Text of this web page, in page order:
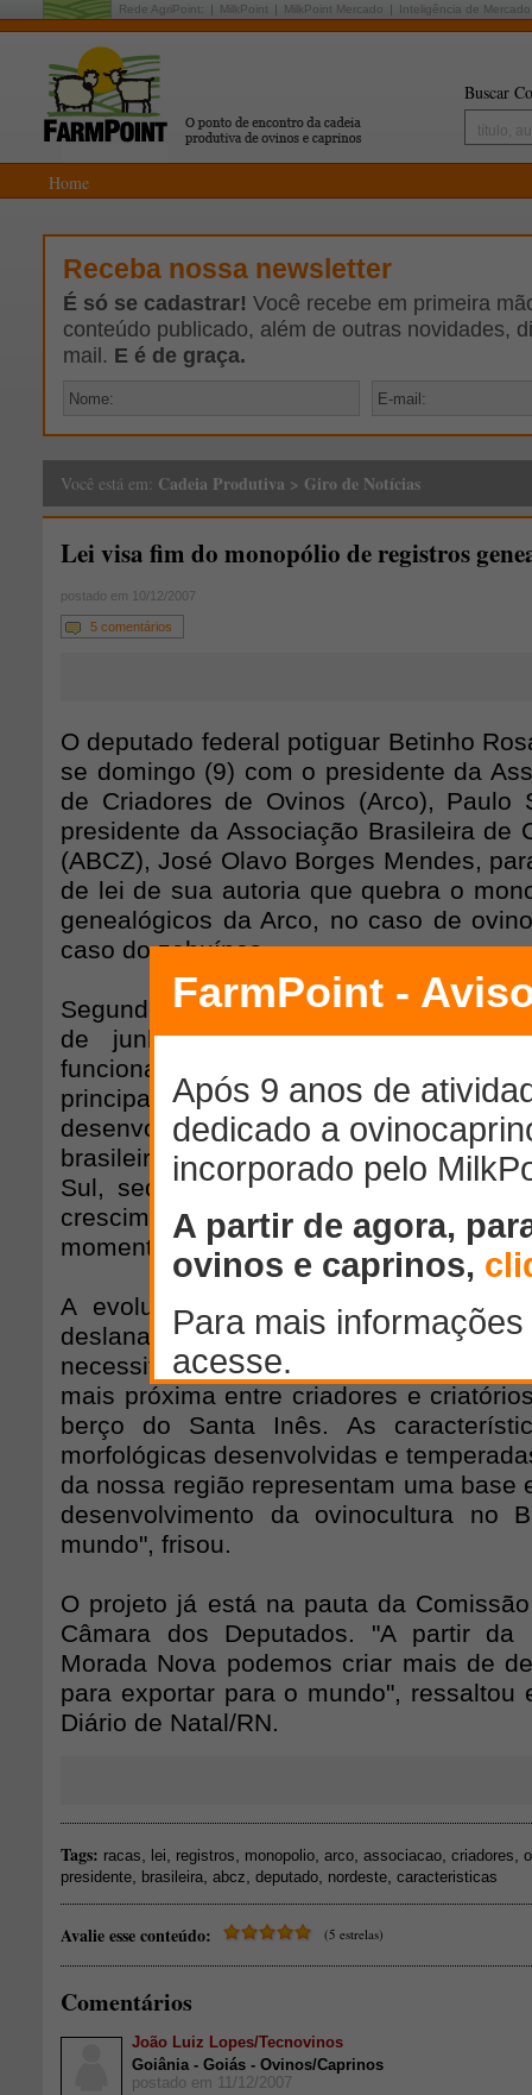
Rede AgriPoint: MilkPoint MilkPoint Mercado Inteligência de Mercado
Buscar
Home
Receba nossa newsletter
É só se cadastrar! Você recebe em primeira
conteúdo publicado, além de outras novidades,
mail. E é de graça.
Você está em: Cadeia Produtiva > Giro de Notícias
Lei visa fim do monopólio de registros
postado em 10/12/2007
5 comentários
O deputado federal potiguar Betinho
se domingo (9) com o presidente da
de Criadores de Ovinos (Arco), Paulo
presidente da Associação Brasileira de
(ABCZ), José Olavo Borges Mendes,
de lei de sua autoria que quebra o
genealógicos da Arco, no caso de
caso do zebuínos.
Segundo ele, cartório estabelecido na
de junho de 1965, que dispõe
funcionamento e execução dos
principalmente nos casos dos ovinos,
desenvolvimento das raças
brasileiro. "A concentração das
Sul, sede da Arco, não acompanha o
crescimento das raças
momento", observou.
A evolução das características
deslanadas e o surgimento das
necessitam, segundo o parlamentar,
mais próxima entre criadores e
berço do Santa Inês. As
morfológicas desenvolvidas e
da nossa região representam uma base
desenvolvimento da ovinocultura no
mundo", frisou.
O projeto já está na pauta da
Câmara dos Deputados. "A partir
Morada Nova podemos criar mais de
para exportar para o mundo", ressaltou
Diário de Natal/RN.
Tags: racas lei registros monopolio arco associacao criadores
presidente
brasileira abcz deputado nordeste caracteristicas
Avalie esse conteúdo: (5 estrelas)
Comentários
João Luiz Lopes/Tecnovinos
Goiânia - Goiás - Ovinos/Caprinos
postado em 11/12/2007